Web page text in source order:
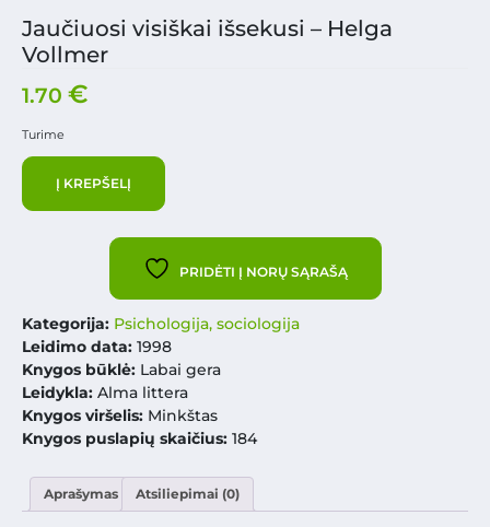
Jaučiuosi visiškai išsekusi – Helga
Vollmer
1.70 €
Turime
Į KREPŠELĮ
PRIDĖTI Į NORŲ SĄRAŠĄ
Kategorija: Psichologija, sociologija
Leidimo data: 1998
Knygos būklė: Labai gera
Leidykla: Alma littera
Knygos viršelis: Minkštas
Knygos puslapių skaičius: 184
Aprašymas Atsiliepimai (0)